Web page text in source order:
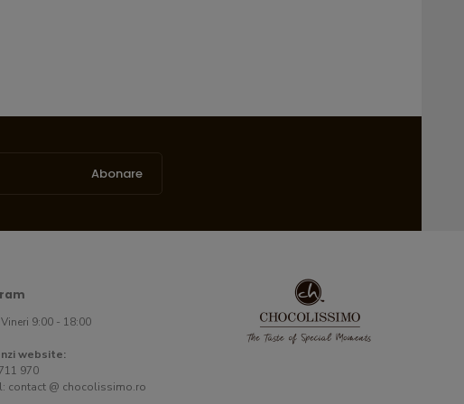
Abonare
9:00 - 18:00
website:
970
contact @ chocolissimo.ro